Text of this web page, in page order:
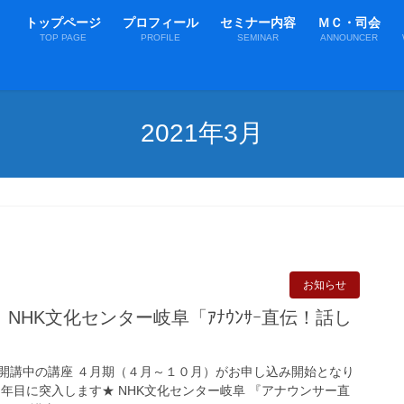
トップページ
TOP PAGE
プロフィール
PROFILE
セミナー内容
SEMINAR
ＭＣ・司会
ANNOUNCER
2021年3月
お知らせ
文化センター岐阜「ｱﾅｳﾝｻｰ直伝！話し
講中の講座 ４月期（４月～１０月）がお申し込み開始となり
目に突入します★ NHK文化センター岐阜 『アナウンサー直